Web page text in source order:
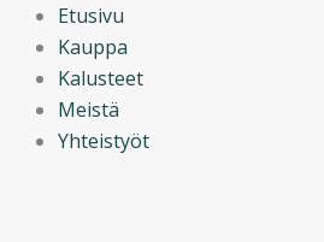
Etusivu
Kauppa
Kalusteet
Meistä
Yhteistyöt